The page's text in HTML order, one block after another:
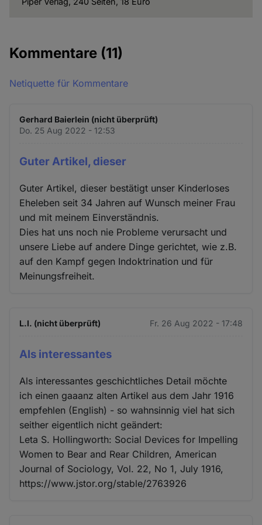
Kommentare (11)
Netiquette für Kommentare
Gerhard Baierlein (nicht überprüft)
Do. 25 Aug 2022 - 12:53
Guter Artikel, dieser
Guter Artikel, dieser bestätigt unser Kinderloses
Eheleben seit 34 Jahren auf Wunsch meiner Frau
und mit meinem Einverständnis.
Dies hat uns noch nie Probleme verursacht und
unsere Liebe auf andere Dinge gerichtet, wie z.B.
auf den Kampf gegen Indoktrination und für
Meinungsfreiheit.
L.I. (nicht überprüft) Fr. 26 Aug 2022 - 17:48
Als interessantes
Als interessantes geschichtliches Detail möchte
ich einen gaaanz alten Artikel aus dem Jahr 1916
empfehlen (English) - so wahnsinnig viel hat sich
seither eigentlich nicht geändert:
Leta S. Hollingworth: Social Devices for Impelling
Women to Bear and Rear Children, American
Journal of Sociology, Vol. 22, No 1, July 1916,
https://www.jstor.org/stable/2763926
Cookies